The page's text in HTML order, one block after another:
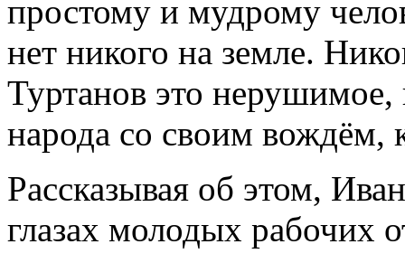
простому и мудрому
нет никого на земле.
Туртанов это
народа со своим вождём,
Рассказывая об этом,
глазах молодых рабочих